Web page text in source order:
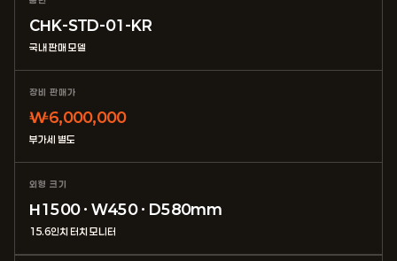
CHK-STD-01-KR
국내 판매 모델
장비 판매가
₩6,000,000
부가세 별도
외형 크기
H1500 · W450 · D580mm
15.6인치 터치 모니터